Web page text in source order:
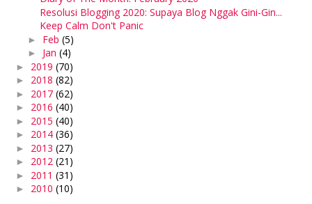
Resolusi Blogging 2020: Supaya Blog Nggak Gini-Gin...
Keep Calm Don't Panic
► Feb(5)
► Jan(4)
► 2019(70)
► 2018(82)
► 2017(62)
► 2016(40)
► 2015(40)
► 2014(36)
► 2013(27)
► 2012(21)
► 2011(31)
► 2010(10)